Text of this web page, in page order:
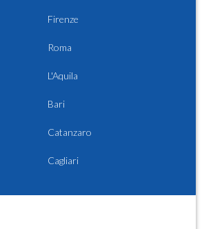
Firenze
Roma
L'Aquila
Bari
Catanzaro
Cagliari